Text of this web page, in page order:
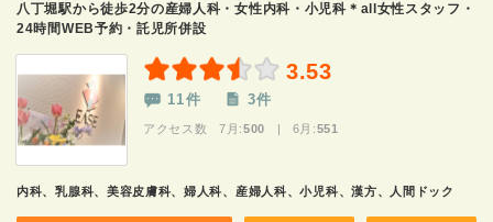
八丁堀駅から徒歩2分の産婦人科・女性内科・小児科＊all女性スタッフ・
24時間WEB予約・託児所併設
3.53
11件 3件
アクセス数 7月:500 | 6月:551
内科、乳腺科、美容皮膚科、婦人科、産婦人科、小児科、漢方、人間ドック